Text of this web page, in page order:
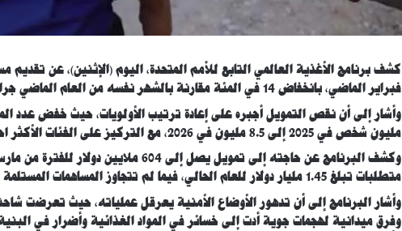
فبراير الماضي، بانخفاض 14 في المئة مقارنة بالشهر نفسه من العام الماضي جراء نقص التمويل.
مليون شخص في 2025 إلى 8.5 مليون في 2026، مع التركيز على الفئات الأكثر احتياجاً.
متطلبات تبلغ 1.45 مليار دولار للعام الحالي، فيما لم تتجاوز المساهمات المستلمة حتى الآن 5.2 ملايين دولار.
وأشار البرنامج إلى أن تدهور الأوضاع الأمنية يعرقل عملياته، حيث تعرضت
وفرق ميدانية لهجمات جوية أدت إلى خسائر في المواد الغذائية وأضرار في